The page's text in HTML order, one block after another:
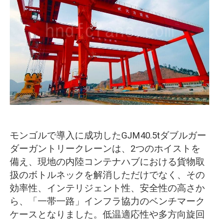
モンゴルで導入に成功したGJM40.5tダブルガー
ダーガントリークレーンは、2つのホイストを
備え、現地の内陸コンテナハブにおける貨物取
扱のボトルネックを解消しただけでなく、その
効率性、インテリジェント性、安全性の高さか
ら、「一帯一路」インフラ協力のベンチマーク
ケースとなりました。低温適応性や多方向旋回
Norsk
O‘zbekcha